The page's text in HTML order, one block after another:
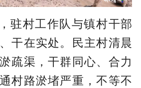
驻村工作队与镇村干部
干在实处。民主村清晨
疏渠，干群同心、合力
村路淤堵严重，不等不